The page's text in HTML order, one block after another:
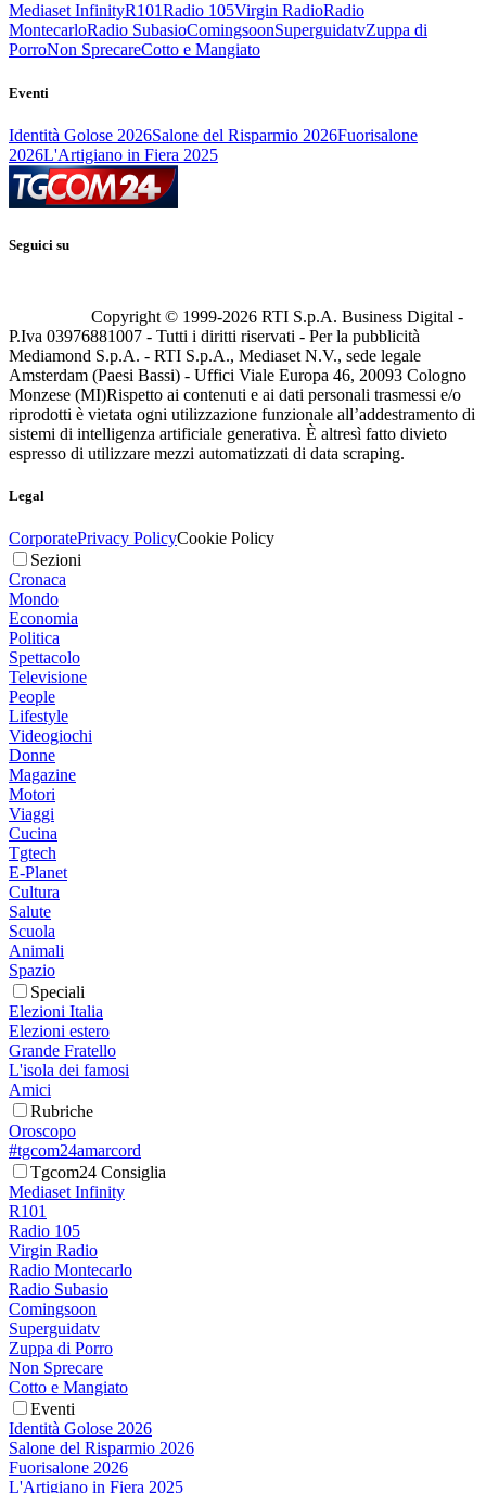
Mediaset InfinityR101Radio 105Virgin RadioRadio
MontecarloRadio SubasioComingsoonSuperguidatvZuppa di
PorroNon SprecareCotto e Mangiato
Eventi
Identità Golose 2026Salone del Risparmio 2026Fuorisalone
2026L'Artigiano in Fiera 2025
Seguici su
Copyright © 1999-2026 RTI S.p.A. Business Digital -
P.Iva 03976881007 - Tutti i diritti riservati - Per la pubblicità
Mediamond S.p.A. - RTI S.p.A., Mediaset N.V., sede legale
Amsterdam (Paesi Bassi) - Uffici Viale Europa 46, 20093 Cologno
Monzese (MI)Rispetto ai contenuti e ai dati personali trasmessi e/o
riprodotti è vietata ogni utilizzazione funzionale all’addestramento di
sistemi di intelligenza artificiale generativa. È altresì fatto divieto
espresso di utilizzare mezzi automatizzati di data scraping.
Legal
CorporatePrivacy PolicyCookie Policy
Sezioni
Cronaca
Mondo
Economia
Politica
Spettacolo
Televisione
People
Lifestyle
Videogiochi
Donne
Magazine
Motori
Viaggi
Cucina
Tgtech
E-Planet
Cultura
Salute
Scuola
Animali
Spazio
Speciali
Elezioni Italia
Elezioni estero
Grande Fratello
L'isola dei famosi
Amici
Rubriche
Oroscopo
#tgcom24amarcord
Tgcom24 Consiglia
Mediaset Infinity
R101
Radio 105
Virgin Radio
Radio Montecarlo
Radio Subasio
Comingsoon
Superguidatv
Zuppa di Porro
Non Sprecare
Cotto e Mangiato
Eventi
Identità Golose 2026
Salone del Risparmio 2026
Fuorisalone 2026
L'Artigiano in Fiera 2025